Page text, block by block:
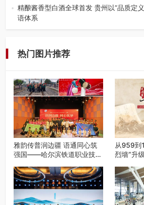
舞”暨望谟芒果丰收季促…
精酿酱香型白酒全球首发 贵州以”品质定
语体系
热门图片推荐
雅韵传普润边疆 语通同心筑
强国——哈尔滨铁道职业技术
2026千团万人推普强国行专
项实践
从959到
烈墙”升